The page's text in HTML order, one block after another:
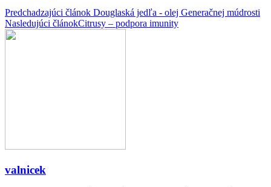
Predchadzajúci článok Douglaská jedľa - olej Generačnej múdrosti
Nasledujúci článokCitrusy – podpora imunity
valnicek